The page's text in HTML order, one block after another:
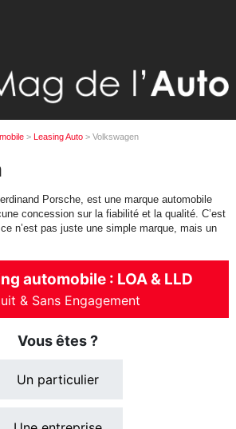
> Leasing Auto> Volkswagen
Porsche, est une marque automobile
concession sur la fiabilité et la qualité. C’est
ce n’est pas juste une simple marque, mais un